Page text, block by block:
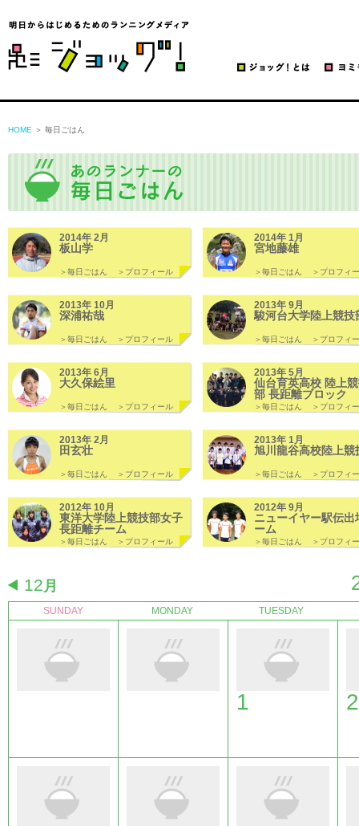
HOME ＞ 毎日ごはん
2014年 2月
板山学
＞毎日ごはん ＞プロフィール
2014年 1月
宮地藤雄
＞毎日ごはん ＞プロフィ
2013年 10月
深浦祐哉
＞毎日ごはん ＞プロフィール
2013年 9月
駿河台大学陸上競技
＞毎日ごはん ＞プロフィ
2013年 6月
大久保絵里
＞毎日ごはん ＞プロフィール
2013年 5月
仙台育英高校 陸上
部 長距離ブロック
＞毎日ごはん ＞プロフィ
2013年 2月
田玄壮
＞毎日ごはん ＞プロフィール
2013年 1月
旭川龍谷高校陸上競
＞毎日ごはん ＞プロフィ
2012年 10月
東洋大学陸上競技部女子
長距離チーム
＞毎日ごはん ＞プロフィール
2012年 9月
ニューイヤー駅伝出
ーム
＞毎日ごはん ＞プロフィ
12月
SUNDAY MONDAY TUESDAY
1 2